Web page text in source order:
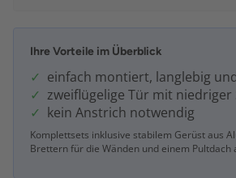
Ihre Vorteile im Überblick
einfach montiert, langlebig
zweiflügelige Tür mit niedriger
kein Anstrich notwendig
Komplettsets inklusive stabilem Gerüst aus
Brettern für die Wänden und einem Pultdach